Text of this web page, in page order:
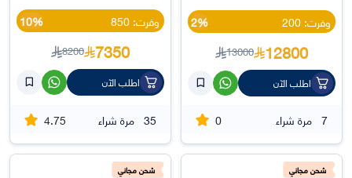
وفرت: 200
2%
12800
13000
اطلب الآن
7 مرة شراء 0
وفرت: 850 10%
7350
8200
اطلب الآن
35 مرة شراء 4.75
شحن مجاني شحن مجاني